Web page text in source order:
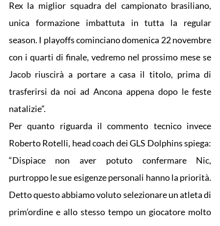
Rex la miglior squadra del campionato brasiliano,
unica formazione imbattuta in tutta la regular
season. I playoffs cominciano domenica 22 novembre
con i quarti di finale, vedremo nel prossimo mese se
Jacob riuscirà a portare a casa il titolo, prima di
trasferirsi da noi ad Ancona appena dopo le feste
natalizie”.
Per quanto riguarda il commento tecnico invece
Roberto Rotelli, head coach dei GLS Dolphins spiega:
“Dispiace non aver potuto confermare Nic,
purtroppo le sue esigenze personali hanno la priorità.
Detto questo abbiamo voluto selezionare un atleta di
prim’ordine e allo stesso tempo un giocatore molto